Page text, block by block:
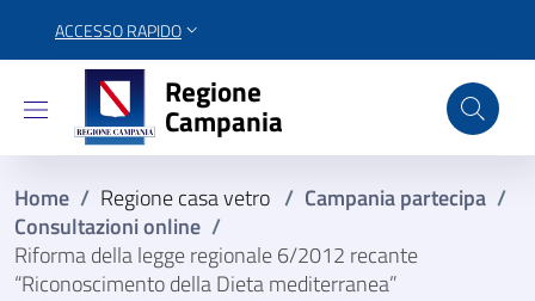
ACCESSO RAPIDO
Regione Campania
Regione
Campania
Home / Regione casa vetro / Campania partecipa /
Consultazioni online /
Riforma della legge regionale 6/2012 recante
“Riconoscimento della Dieta mediterranea”